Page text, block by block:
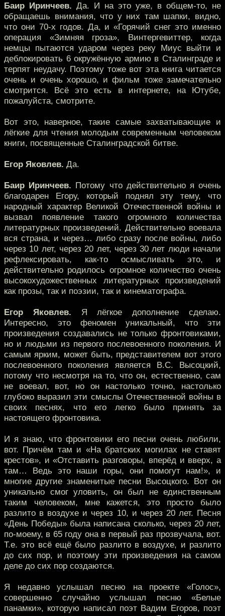
Баир Иринчеев. Да. И на это уже, в общем-то, не
обращаешь внимания, что у них там шапки, видно,
что они 70-х годов. Да, и «Горячий снег это именно
операция «Зимняя гроза», Винтергевиттер, когда
немцы пытаются ударом через реку Миус выйти и
деблокировать 6 окружённую армию в Сталинграде и
терпят неудачу. Поэтому тоже вот эта книга читается
очень и очень хорошо, и фильм тоже замечательно
смотрится. Всё это есть в интернете, на Ютубе,
пожалуйста, смотрите.
Вот это, наверное, такие самые захватывающие и
лёгкие для чтения молодым современным человеком
книги, посвященные Сталинградской битве.
Егор Яковлев. Да.
Баир Иринчеев. Потому что действительно я очень
благодарен Егору, который поднял эту тему, что
народный характер Великой Отечественной войны и
вызвал появление такого огромного количества
литературных произведений. Действительно воевала
вся страна, и через… либо сразу после войны, либо
через 10 лет, через 20 лет, через 30 лет люди начали
рефлексировать, как-то осмысливать это, и
действительно родилось огромное количество очень
высокохудожественных литературных произведений
как прозы, так и поэзии, так и кинематографа.
Егор Яковлев. Я лёгкое дополнение сделаю.
Интересно, это феномен уникальный, что эти
произведения создавались не только фронтовиками,
но и людьми из первого послевоенного поколения. И
самым ярким, может быть, представителем вот этого
послевоенного поколения является В.С. Высоцкий,
потому что несмотря на то, что он, естественно, сам
не воевал, вот, но он настолько точно, настолько
глубоко выразил эти смыслы Отечественной войны в
своих песнях, что его легко было принять за
настоящего фронтовика.
И я знаю, что фронтовики его песни очень любили,
вот. Причём там и «На братских могилах не ставят
крестов», и «Отставить разговоры, вперёд и вверх, а
там… Ведь это наши горы, они помогут нам!», и
многие другие знаменитые песни Высоцкого. Вот он
уникально смог уловить, он был не единственным
таким человеком, мне кажется, это просто было
разлито в воздухе и через 10, и через 20 лет. Песня
«День Победы» была написана сколько, через 20 лет,
по-моему, в 65 году она в первый раз прозвучала, вот.
Т.е. это всё ещё было разлито в воздухе, и разлито
до сих пор, и поэтому эти произведения на самом
деле до сих пор создаются.
Я недавно услышал песню на проекте «Голос»,
совершенно случайно услышал песню «Белые
панамки», которую написал поэт Вадим Егоров, поэт